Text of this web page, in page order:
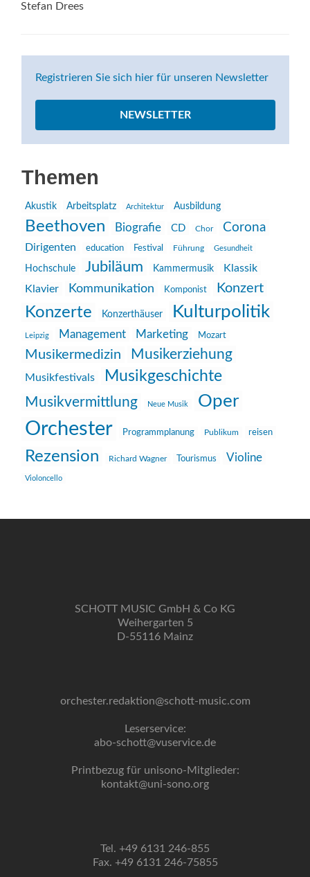
Stefan Drees
Registrieren Sie sich hier für unseren Newsletter
NEWSLETTER
Themen
Akustik Arbeitsplatz Architektur Ausbildung
Beethoven Biografie CD Chor Corona
Dirigenten education Festival Führung Gesundheit
Hochschule Jubiläum Kammermusik
Klassik
Klavier
Kommunikation Komponist Konzert
Konzerte Konzerthäuser Kulturpolitik
Leipzig Management Marketing Mozart
Musikermedizin Musikerziehung
Musikfestivals Musikgeschichte
Musikvermittlung Neue Musik Oper
Orchester Programmplanung Publikum reisen
Rezension Richard Wagner Tourismus Violine
Violoncello
SCHOTT MUSIC GmbH & Co KG
Weihergarten 5
D-55116 Mainz
orchester.redaktion@schott-music.com
Leserservice:
abo-schott@vuservice.de
Printbezug für unisono-Mitglieder:
kontakt@uni-sono.org
Tel. +49 6131 246-855
Fax. +49 6131 246-75855